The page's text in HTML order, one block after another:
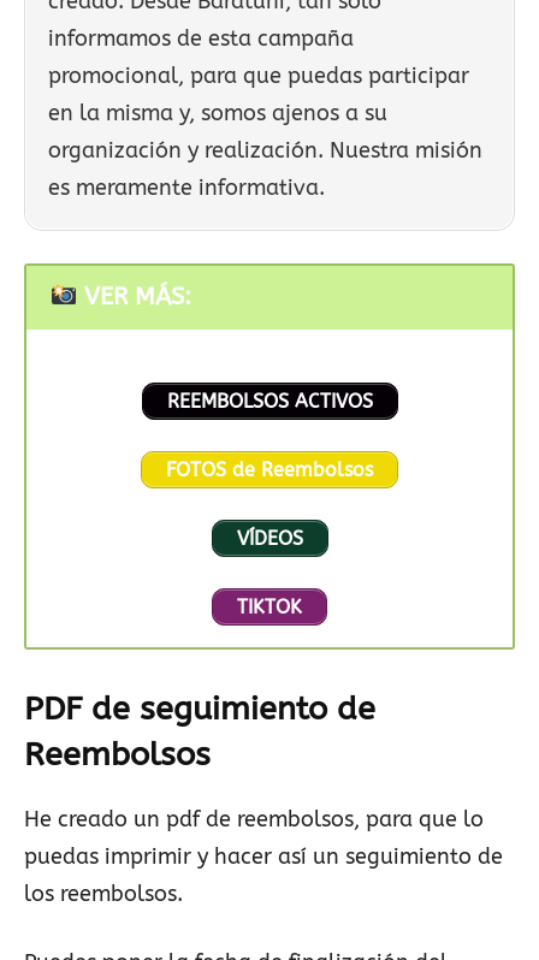
informamos de esta campaña
promocional, para que puedas participar
en la misma y, somos ajenos a su
organización y realización. Nuestra misión
es meramente informativa.
VER MÁS:
REEMBOLSOS ACTIVOS
FOTOS de Reembolsos
VÍDEOS
TIKTOK
PDF de seguimiento de
Reembolsos
He creado un pdf de reembolsos, para que lo
puedas imprimir y hacer así un seguimiento de
los reembolsos.